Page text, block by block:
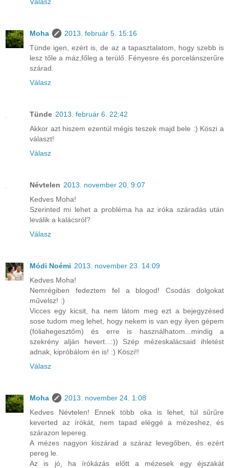
Moha
2013. február 5. 15:16
Tünde igen, ezért is, de az a tapasztalatom, hogy szebb is
lesz tőle a máz,főleg a terülő. Fényesre és porcelánszerűre
szárad.
Válasz
Tünde 2013. február 6. 22:42
Akkor azt hiszem ezentúl mégis teszek majd bele :) Köszi a
választ!
Válasz
Névtelen 2013. november 20. 9:07
Kedves Moha!
Szerinted mi lehet a probléma ha az iróka száradás után
leválik a kalácsról?
Válasz
Módi Noémi 2013. november 23. 14:09
Kedves Moha!
Nemrégiben fedeztem fel a blogod! Csodás dolgokat
művelsz! :)
Vicces egy kicsit, ha nem látom meg ezt a bejegyzésed
sose tudom meg lehet, hogy nekem is van egy ilyen gépem
(fóliahegesztőm) és erre is használhatom...mindig a
szekrény alján hevert...:)) Szép mézeskalácsaid ihletést
adnak, kipróbálom én is! :) Köszi!!
Válasz
Moha
2013. november 24. 1:08
Kedves Névtelen! Ennek több oka is lehet, túl sűrűre
keverted az írókát, nem tapad eléggé a mézeshez, és
szárazon lepereg.
A mézes nagyon kiszárad a száraz levegőben, és ezért
pereg le.
Az is jó, ha írókázás előtt a mézesek egy éjszakát